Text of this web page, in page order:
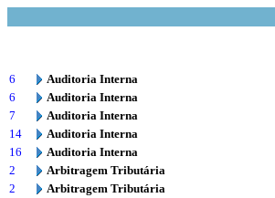
6
Auditoria Interna
6
Auditoria Interna
7
Auditoria Interna
14
Auditoria Interna
16
Auditoria Interna
2
Arbitragem Tributária
2
Arbitragem Tributária